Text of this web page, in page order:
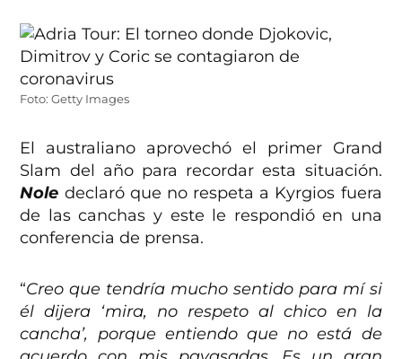
Foto: Getty Images
El australiano aprovechó el primer Grand
Slam del año para recordar esta situación.
Nole declaró que no respeta a Kyrgios fuera
de las canchas y este le respondió en una
conferencia de prensa.
“Creo que tendría mucho sentido para mí si
él dijera ‘mira, no respeto al chico en la
cancha’, porque entiendo que no está de